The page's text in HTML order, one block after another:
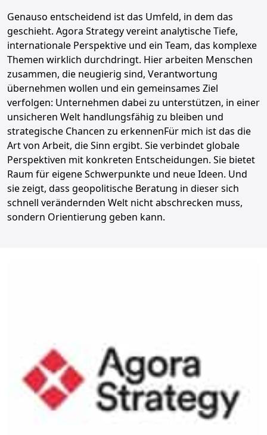
Genauso entscheidend ist das Umfeld, in dem das
geschieht. Agora Strategy vereint analytische Tiefe,
internationale Perspektive und ein Team, das komplexe
Themen wirklich durchdringt. Hier arbeiten Menschen
zusammen, die neugierig sind, Verantwortung
übernehmen wollen und ein gemeinsames Ziel
verfolgen: Unternehmen dabei zu unterstützen, in einer
unsicheren Welt handlungsfähig zu bleiben und
strategische Chancen zu erkennenFür mich ist das die
Art von Arbeit, die Sinn ergibt. Sie verbindet globale
Perspektiven mit konkreten Entscheidungen. Sie bietet
Raum für eigene Schwerpunkte und neue Ideen. Und
sie zeigt, dass geopolitische Beratung in dieser sich
schnell verändernden Welt nicht abschrecken muss,
sondern Orientierung geben kann.